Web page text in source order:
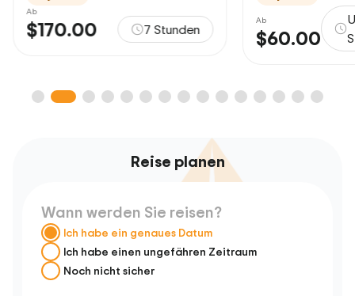
Ab
$170.00 7 Stunden
Ab
$60.00
Reise planen
Wann werden Sie reisen?
Ich habe ein genaues Datum
Ich habe einen ungefähren Zeitraum
Noch nicht sicher